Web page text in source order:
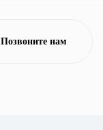
Позвоните нам